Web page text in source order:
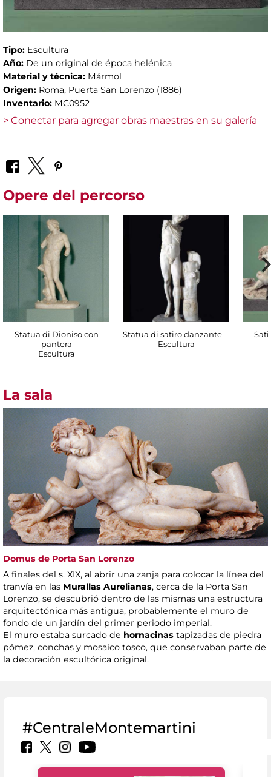
Tipo: Escultura
Año: De un original de época helénica
Material y técnica: Mármol
Origen: Roma, Puerta San Lorenzo (1886)
Inventario: MC0952
> Conectar para agregar obras maestras en su galería
Opere del percorso
Statua di Dioniso con
pantera
Escultura
Statua di satiro danzante
Escultura
La sala
Domus de Porta San Lorenzo
A finales del s. XIX, al abrir una zanja para colocar la línea del
tranvía en las Murallas Aurelianas, cerca de la Porta San
Lorenzo, se descubrió dentro de las mismas una estructura
arquitectónica más antigua, probablemente el muro de
fondo de un jardín del primer periodo imperial.
El muro estaba surcado de hornacinas tapizadas de piedra
pómez, conchas y mosaico tosco, que conservaban parte de
la decoración escultórica original.
#CentraleMontemartini